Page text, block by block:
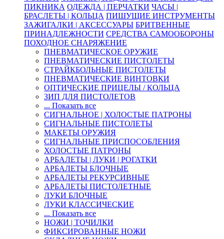
ПИКНИКА ОДЕЖДА | ПЕРЧАТКИ ЧАСЫ |
БРАСЛЕТЫ | КОЛЬЦА ПИШУЩИЕ ИНСТРУМЕНТЫ
ЗАЖИГАЛКИ | АКСЕССУАРЫ БРИТВЕННЫЕ
ПРИНАДЛЕЖНОСТИ СРЕДСТВА САМООБОРОНЫ
ПОХОДНОЕ СНАРЯЖЕНИЕ
ПНЕВМАТИЧЕСКОЕ ОРУЖИЕ
ПНЕВМАТИЧЕСКИЕ ПИСТОЛЕТЫ
СТРАЙКБОЛЬНЫЕ ПИСТОЛЕТЫ
ПНЕВМАТИЧЕСКИЕ ВИНТОВКИ
ОПТИЧЕСКИЕ ПРИЦЕЛЫ / КОЛЬЦА
ЗИП ДЛЯ ПИСТОЛЕТОВ
... Показать все
СИГНАЛЬНОЕ | ХОЛОСТЫЕ ПАТРОНЫ
СИГНАЛЬНЫЕ ПИСТОЛЕТЫ
МАКЕТЫ ОРУЖИЯ
СИГНАЛЬНЫЕ ПРИСПОСОБЛЕНИЯ
ХОЛОСТЫЕ ПАТРОНЫ
АРБАЛЕТЫ | ЛУКИ | РОГАТКИ
АРБАЛЕТЫ БЛОЧНЫЕ
АРБАЛЕТЫ РЕКУРСИВНЫЕ
АРБАЛЕТЫ ПИСТОЛЕТНЫЕ
ЛУКИ БЛОЧНЫЕ
ЛУКИ КЛАССИЧЕСКИЕ
... Показать все
НОЖИ | ТОЧИЛКИ
ФИКСИРОВАННЫЕ НОЖИ